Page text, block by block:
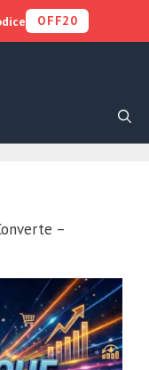
–
OFF20